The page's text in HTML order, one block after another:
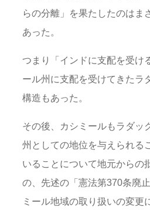
らの分離」を果たしたのはま
あった。
つまり「インドに支配を受け
ール州に支配を受けてきたラ
構造もあった。
その後、カシミールもラダッ
州としての地位を与えられる
いることについて地元からの
の、先述の「憲法第370条廃
ミール地域の取り扱いの変更